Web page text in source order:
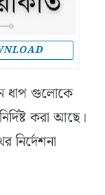
ধাপ গুলোকে
করা আছে।
নির্দেশনা